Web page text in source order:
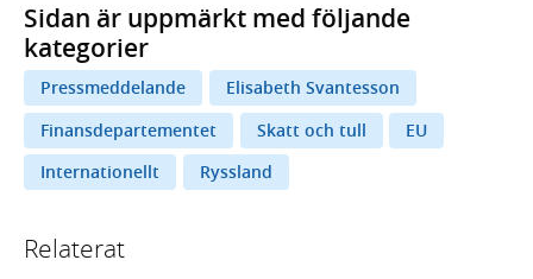
Sidan är uppmärkt med följande
kategorier
Pressmeddelande
Elisabeth Svantesson
Finansdepartementet
Skatt och tull
EU
Internationellt
Ryssland
Relaterat